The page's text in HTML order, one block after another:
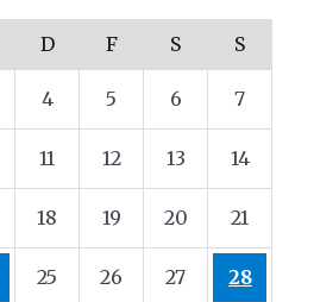
D F S S
4 5 6 7
11 12 13 14
18 19 20 21
25 26 27 28